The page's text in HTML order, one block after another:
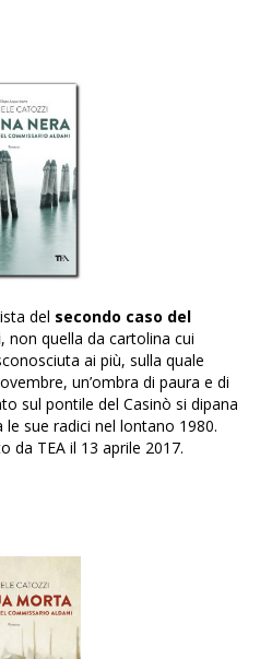
del secondo caso del
, non quella da cartolina cui
ai più, sulla quale
un’ombra di paura e di
sul pontile del Casinò si dipana
le sue radici nel lontano 1980.
da TEA il 13 aprile 2017.